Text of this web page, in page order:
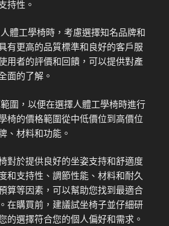
持性。
體工學椅時，考慮選擇知名品牌和
有更高的品質標準和良好的客戶服
用者的評價和回饋，可以提供對產
面的了解。
圍，以便在選擇人體工學椅時進行
椅的價格範圍從中低價位到高價位
、材料和功能。
對於提供良好的坐姿支持和舒適度
和支持性、調節性能、材料和耐久
算等因素，可以幫助您找到最適合
在購買前，建議試坐椅子並仔細研
的選擇符合您的個人偏好和需求。